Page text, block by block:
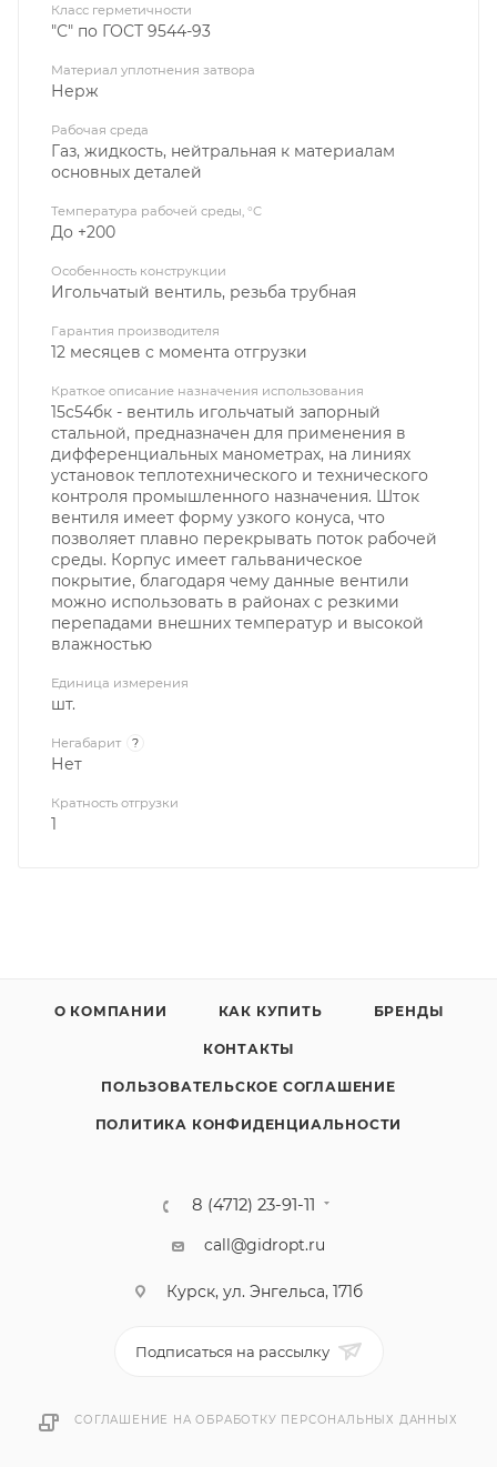
Класс герметичности
"С" по ГОСТ 9544-93
Материал уплотнения затвора
Нерж
Рабочая среда
Газ, жидкость, нейтральная к материалам
основных деталей
Температура рабочей среды, °C
До +200
Особенность конструкции
Игольчатый вентиль, резьба трубная
Гарантия производителя
12 месяцев с момента отгрузки
Краткое описание назначения использования
15с54бк - вентиль игольчатый запорный
стальной, предназначен для применения в
дифференциальных манометрах, на линиях
установок теплотехнического и технического
контроля промышленного назначения. Шток
вентиля имеет форму узкого конуса, что
позволяет плавно перекрывать поток рабочей
среды. Корпус имеет гальваническое
покрытие, благодаря чему данные вентили
можно использовать в районах с резкими
перепадами внешних температур и высокой
влажностью
Единица измерения
шт.
Негабарит ?
Нет
Кратность отгрузки
1
О КОМПАНИИ КАК КУПИТЬ БРЕНДЫ
КОНТАКТЫ
ПОЛЬЗОВАТЕЛЬСКОЕ СОГЛАШЕНИЕ
ПОЛИТИКА КОНФИДЕНЦИАЛЬНОСТИ
8 (4712) 23-91-11
call@gidropt.ru
Курск, ул. Энгельса, 171б
Подписаться на рассылку
СОГЛАШЕНИЕ НА ОБРАБОТКУ ПЕРСОНАЛЬНЫХ ДАННЫХ